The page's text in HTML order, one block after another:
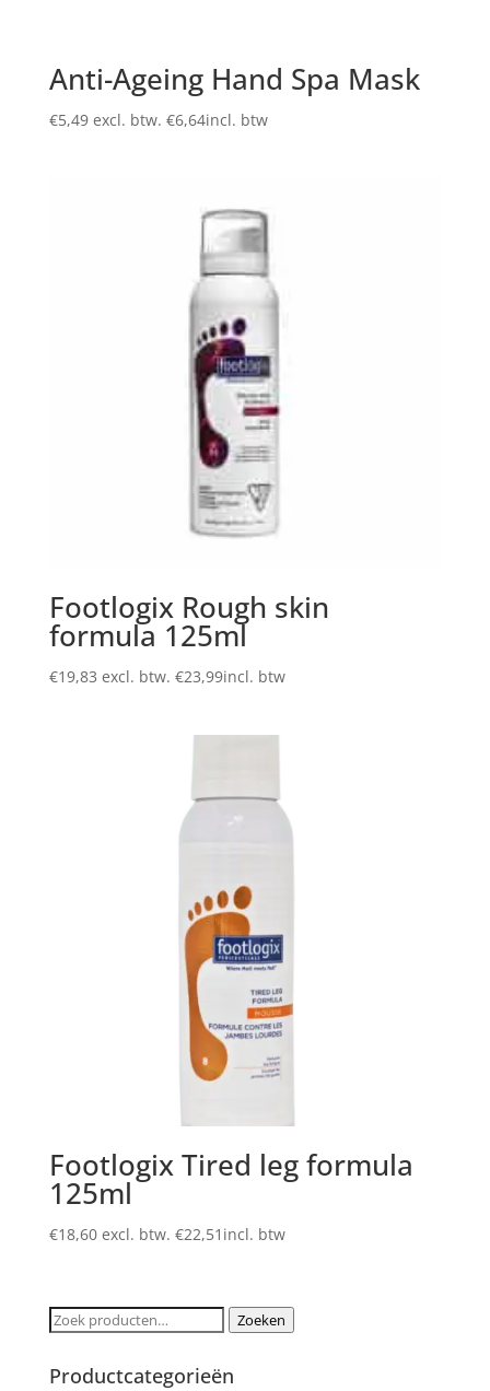
Anti-Ageing Hand Spa Mask
€5,49 excl. btw. €6,64incl. btw
Footlogix Rough skin
formula 125ml
€19,83 excl. btw. €23,99incl. btw
Footlogix Tired leg formula
125ml
€18,60 excl. btw. €22,51 incl. btw
Zoeken
Zoeken
Productcategorieën